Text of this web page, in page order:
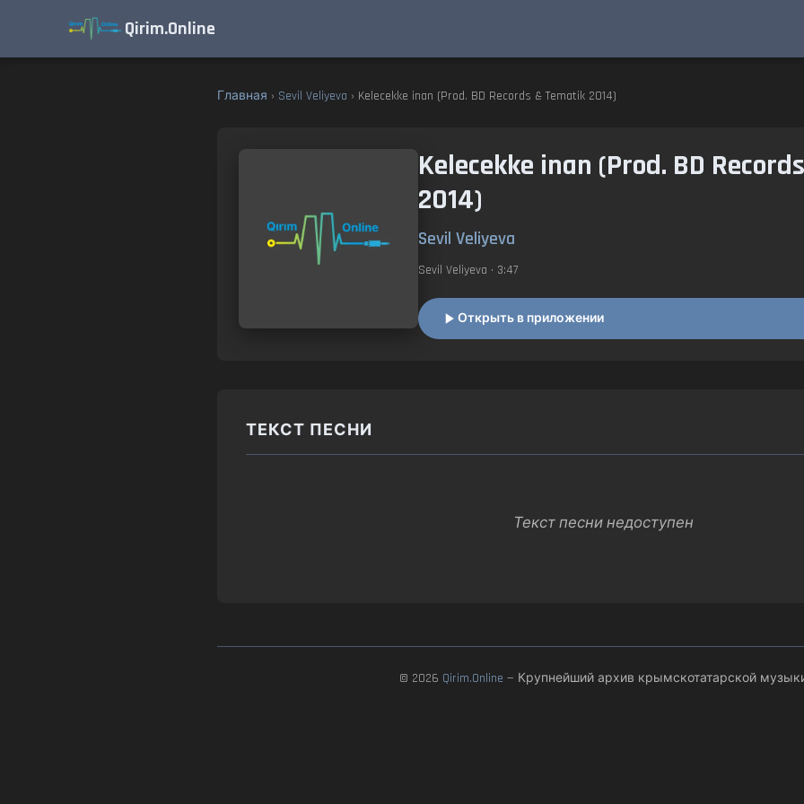
Qirim.Online
Главная › Sevil Veliyeva › Kelecekke inan (Prod. BD Records & Tematik 2014)
Kelecekke inan (Prod. BD
2014)
Sevil Veliyeva
Sevil Veliyeva • 3:47
Открыть в приложении
ТЕКСТ ПЕСНИ
Текст песни недоступен
© 2026 Qirim.Online — Крупнейший архив крымскотатарской